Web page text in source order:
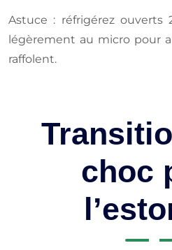
Astuce : réfrigérez ouverts
légèrement au micro pour
raffolent.
choc